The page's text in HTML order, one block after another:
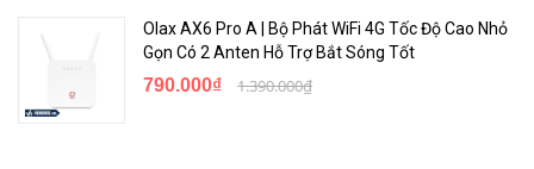
Olax AX6 Pro A | Bộ Phát WiFi 4G Tốc Độ Cao Nhỏ
Gọn Có 2 Anten Hỗ Trợ Bắt Sóng Tốt
790.000₫ 1.390.000₫